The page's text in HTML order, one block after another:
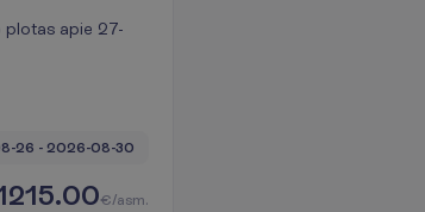
plotas apie 27-
26 - 2026-08-30
€/asm.